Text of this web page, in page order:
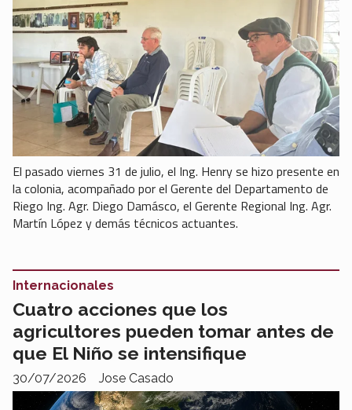
El pasado viernes 31 de julio, el Ing. Henry se hizo presente en
la colonia, acompañado por el Gerente del Departamento de
Riego Ing. Agr. Diego Damásco, el Gerente Regional Ing. Agr.
Martín López y demás técnicos actuantes.
Cuatro acciones que los
agricultores pueden tomar antes de
que El Niño se intensifique
Jose Casado
Internacionales
30/07/2026